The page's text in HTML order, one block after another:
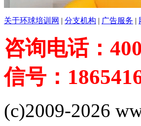
关于环球培训网 | 分支机构 | 广告服务 |
咨询电话：
信号：
(c)2009-2026